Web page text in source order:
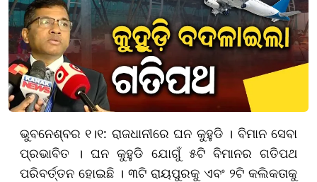
ଭୁବନେଶ୍ବର ୧।୧: ରାଜଧାନୀରେ ଘନ କୁହୁଡି । ବିମାନ ସେବା
ପ୍ରଭାବିତ । ଘନ କୁହୁଡି ଯୋଗୁଁ ୫ଟି ବିମାନର ଗତିପଥ
ପରିବର୍ତ୍ତନ ହୋଇଛି । ୩ଟି ରାୟପୁରକୁ ଏବଂ ୨ଟି କଲିକତାକୁ